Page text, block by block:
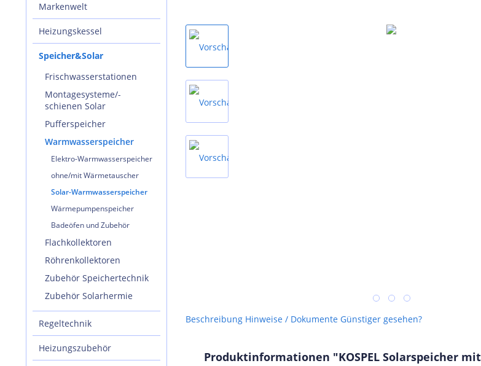
Markenwelt
Heizungskessel
Speicher&Solar
Frischwasserstationen
Montagesysteme/-
schienen Solar
Pufferspeicher
Warmwasserspeicher
Elektro-Warmwasserspeicher
ohne/mit Wärmetauscher
Solar-Warmwasserspeicher
Wärmepumpenspeicher
Badeöfen und Zubehör
Flachkollektoren
Röhrenkollektoren
Zubehör Speichertechnik
Zubehör Solarhermie
Regeltechnik
Heizungszubehör
Beschreibung Hinweise / Dokumente Günstiger gesehen?
Produktinformationen "KOSPEL Solarspeicher